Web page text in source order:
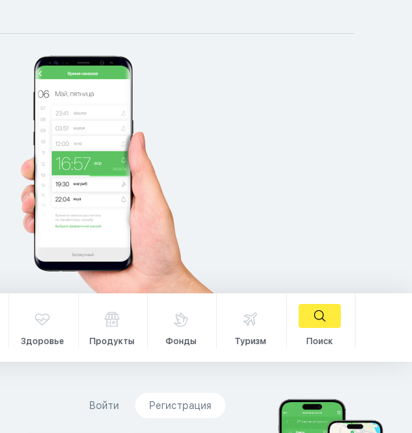
Здоровье Продукты Фонды Туризм Поиск
Войти Регистрация